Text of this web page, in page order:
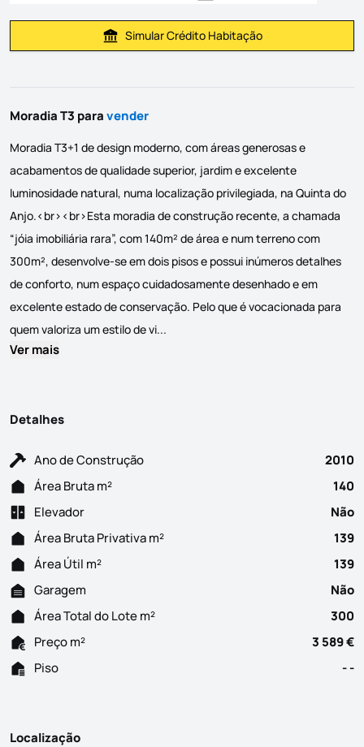
Simular Prestação
Simular Crédito Habitação
Moradia T3 paravender
Moradia T3+1 de design moderno, com áreas generosas e
acabamentos de qualidade superior, jardim e excelente
luminosidade natural, numa localização privilegiada, na Quinta do
Anjo.<br><br>Esta moradia de construção recente, a chamada
“jóia imobiliária rara”, com 140m² de área e num terreno com
300m², desenvolve-se em dois pisos e possui inúmeros detalhes
de conforto, num espaço cuidadosamente desenhado e em
excelente estado de conservação. Pelo que é vocacionada para
quem valoriza um estilo de vi...
Ver mais
Detalhes
Ano de Construção
2010
Área Bruta m²
140
Elevador
Não
Área Bruta Privativa m²
139
Área Útil m²
139
Garagem
Não
Área Total do Lote m²
300
Preço m²
3 589 €
Piso
- -
Localização